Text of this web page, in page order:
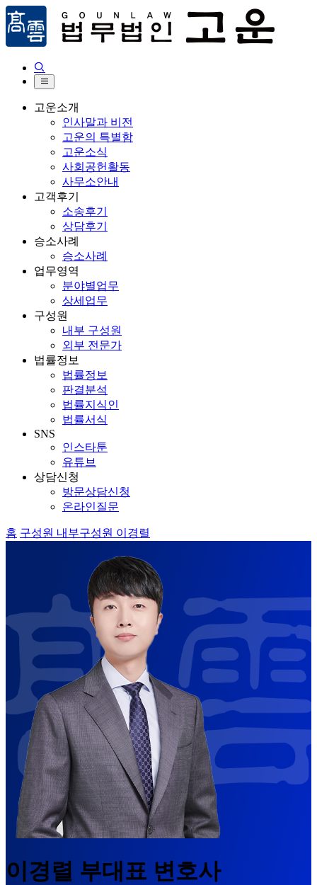


고운소개
인사말과 비전
고운의 특별함
고운소식
사회공헌활동
사무소안내
고객후기
소송후기
상담후기
승소사례
승소사례
업무영역
분야별업무
상세업무
구성원
내부 구성원
외부 전문가
법률정보
법률정보
판결분석
법률지식인
법률서식
SNS
인스타툰
유튜브
상담신청
방문상담신청
온라인질문
홈 구성원 내부구성원 이경렬
이경렬 부대표 변호사